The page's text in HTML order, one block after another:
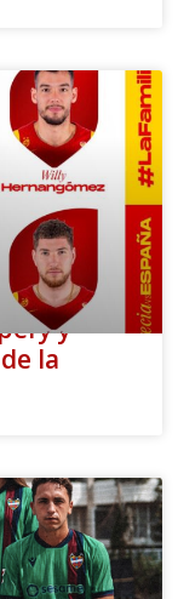
y
la